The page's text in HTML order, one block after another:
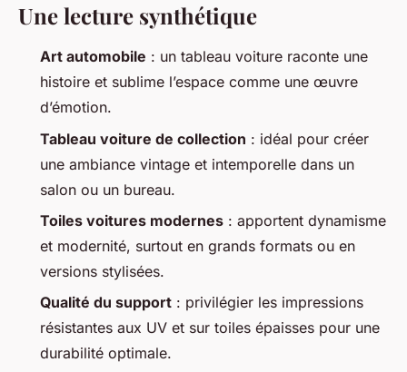
10 tableaux de voiture
fascinants pour transformer
votre déco
Une lecture synthétique
Art automobile : un tableau voiture raconte une
histoire et sublime l’espace comme une œuvre
d’émotion.
Tableau voiture de collection : idéal pour créer
une ambiance vintage et intemporelle dans un
salon ou un bureau.
Toiles voitures modernes : apportent dynamisme
et modernité, surtout en grands formats ou en
versions stylisées.
Qualité du support : privilégier les impressions
résistantes aux UV et sur toiles épaisses pour une
durabilité optimale.